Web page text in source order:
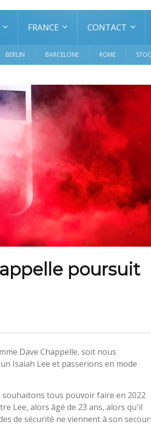
FRANCE CONTACT
BERLIN BARCELONE ROME
poursuit
Dave Chappelle, soit nous
Isaiah Lee et passerions en mode
souhaitons tous pouvoir faire en 2022
Lee, alors âgé de 23 ans, alors qu'il
de sécurité ne viennent à son